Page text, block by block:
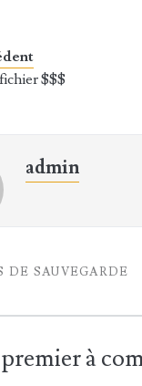
$$$
admin
DE SAUVEGARDE
à